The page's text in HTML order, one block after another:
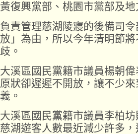
黃復興黨部、桃園市黨部及
負責管理慈湖陵寢的後備司
放」為由，所以今年清明節
歧。
大溪區國民黨籍市議員楊朝
原狀卻遲遲不開放，讓不少
義。
大溪區國民黨籍市議員李柏
慈湖遊客人數最近減少許多